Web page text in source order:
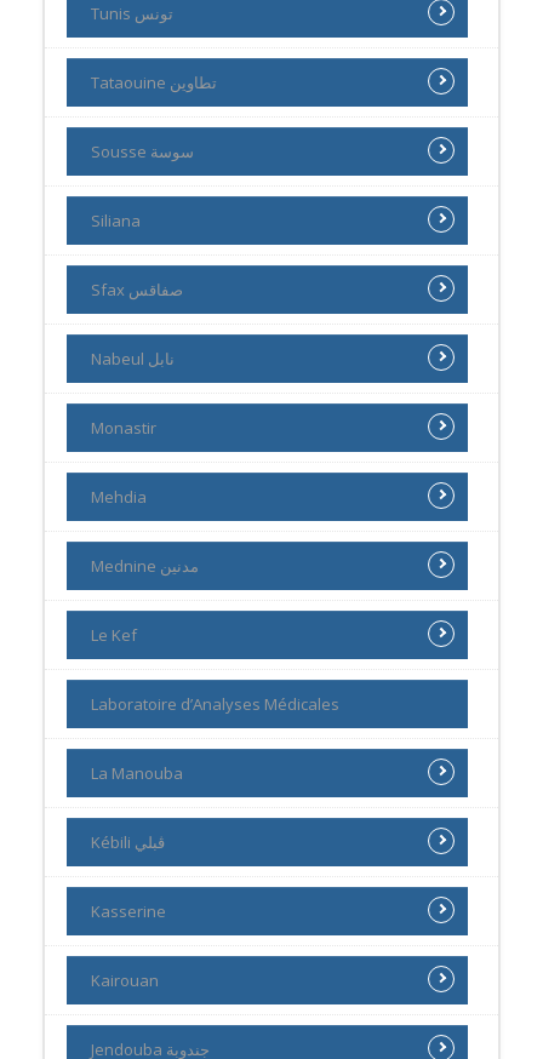
Tunis تونس
Tataouine تطاوين
Sousse سوسة
Siliana
Sfax صفاقس
Nabeul نابل
Monastir
Mehdia
Mednine مدنين
Le Kef
Laboratoire d’Analyses Médicales
La Manouba
Kébili ڨبلي
Kasserine
Kairouan
Jendouba جندوبة